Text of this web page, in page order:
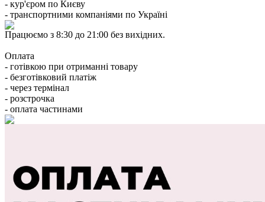
- кур'єром по Києву
- транспортними компаніями по Україні
Працюємо з 8:30 до 21:00 без вихідних.
Оплата
- готівкою при отриманні товару
- безготівковий платіж
- через термінал
- розстрочка
- оплата частинами